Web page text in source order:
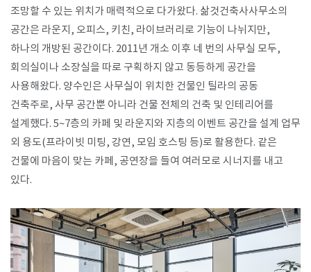
조망할 수 있는 위치가 매력적으로 다가왔다. 삶것건축사사무소의
공간은 라운지, 오피스, 키친, 라이브러리로 기능이 나뉘지만,
하나의 개방된 공간이다. 2011년 개소 이후 네 번의 사무실 모두,
회의실이나 소장실을 따로 구획하지 않고 동등하게 공간을
사용해왔다. 양수인은 사무실이 위치한 건물인 틸라의 공동
건축주로, 사무 공간뿐 아니라 건물 전체의 건축 및 인테리어를
설계했다. 5~7층의 카페 및 라운지와 지층의 이벤트 공간을 설계 업무
외 용도(프라이빗 미팅, 강연, 모임 호스팅 등)로 활용한다. 같은
건물에 마음이 맞는 카페, 공연장을 들여 여러모로 시너지를 내고
있다.